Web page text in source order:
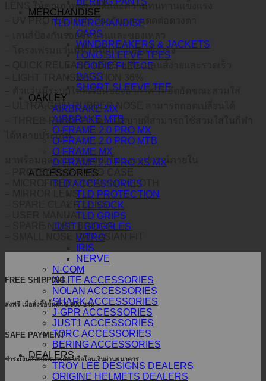
MERCHANDISE
TLD MERCHANDISE
CAPS
WINDBREAKERS & JACKETS
LONG SLEEVE TEES
HOODIE FLEECE
BAGS
SHORT SLEEVE TEE
OAKLEY
AIRBRAKE MX
AIRBRAKE MTB
O-FRAME 2.0 PRO MX
O-FRAME 2.0 PRO MTB
O-FRAME MX
O-FRAME 2.0 PRO XS MX
ACCESSORIES
TLD ACCESSORIES
TLD PROTECTION
TLD SOCK
TLD GRIPS
JUST1 GOGGLES
VITRO
IRIS
NERVE
N-COM
X-LITE ACCESSORIES
NOLAN ACCESSORIES
SHARK ACCESSORIES
J-GPR ACCESSORIES
JUST1 ACCESSORIES
TORC ACCESSORIES
BERING ACCESSORIES
DEALERS
TROY LEE DESIGNS DEALERS
ORIGINE HELMETS DEALERS
LENS ให้คุณภาพแสงที่ดีและความทนทานแข็งแรง
– UV PROTECTION ป้องกันแสงแดดต่อดวงตา
– เลนส์ป้องกันรอยขีดข่วนและของเหลว
– โครงเฟรมแว่นมีน้ำหนักเบาและแข็งแรง
– QUICK RELEASE LENS เปลี่ยนเลนส์ง่ายและรวดเร็ว
– LIGHT TRANSMISSTION 36%
– ตัวแว่นมีระบบไหลเวียนของอากาศ ไม่อึดอัดขณะสวมใส่
– ULTRA-GRIP RUBBER NOSE สามารถถอดเปลี่ยนได้
– THREE-POINT FIT ความสบายที่สามารถใช้สวมใส่ในกีฬา
ได้หลายประเภท
มาพร้อมกล่องบรรจุแบบแข็งและอุปกรณ์ภายใน
– PROTECTIVE HARD CASE
– MICROFIBER CLEANING CLOTH
– MIRROR LENS
– SPARE CLAER LENS
– USER MANUAL
– SPARE NOSE BRIDGE
– SMALL NOSE PAD-ASIAN FIT
FREE SHIPPING
ส่งฟรี เมื่อสั่งซื้อขั้นต่ำ 5,000 บาท
SAFE PAYMENT
ชำระเงินด้วยบัตรเครดิต หรือโอนเงินผ่านธนาคาร